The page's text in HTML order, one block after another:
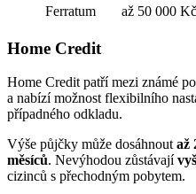
Ferratum
až 50 000 Kč
Home Credit
Home Credit patří mezi známé
a nabízí možnost flexibilního
případného odkladu.
Výše půjčky může dosáhnout až
měsíců. Nevýhodou zůstávají
cizinců s přechodným pobytem.